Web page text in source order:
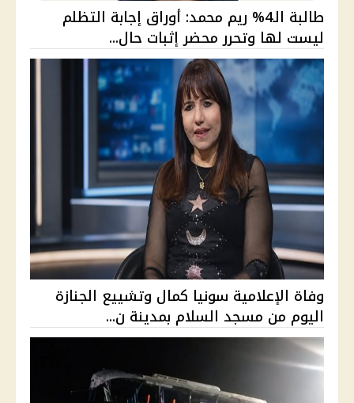
طالبة الـ4% ريم محمد: أوراق إجابة التظلم
ليست لها وتحرر محضر إثبات حال...
وفاة الإعلامية سونيا كمال وتشييع الجنازة
اليوم من مسجد السلام بمدينة ن...